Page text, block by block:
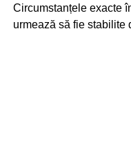
Circumstanțele exacte
urmează să fie stabilite